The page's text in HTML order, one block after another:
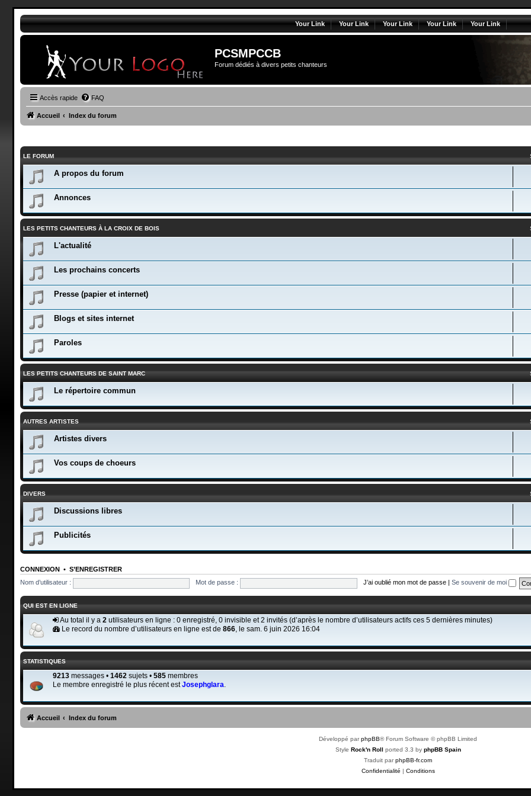
Your Link Your Link Your Link Your Link Your Link
PCSMPCCB
Forum dédiés à divers petits chanteurs
Accès rapide FAQ
Accueil Index du forum
LE FORUM
A propos du forum
Annonces
LES PETITS CHANTEURS À LA CROIX DE BOIS
L'actualité
Les prochains concerts
Presse (papier et internet)
Blogs et sites internet
Paroles
LES PETITS CHANTEURS DE SAINT MARC
Le répertoire commun
AUTRES ARTISTES
Artistes divers
Vos coups de choeurs
DIVERS
Discussions libres
Publicités
CONNEXION• S’ENREGISTRER
Nom d’utilisateur :
Mot de passe : J’ai oublié mon mot de passe Se souvenir de moi
QUI EST EN LIGNE
Au total il y a 2 utilisateurs en ligne : 0 enregistré, 0 invisible et 2 invités (d’après le nombre d’utilisateurs actifs ces 5 dernières minutes)
Le record du nombre d’utilisateurs en ligne est de 866, le sam. 6 juin 2026 16:04
STATISTIQUES
9213messages • 1462 sujets • 585membres
Le membre enregistré le plus récent estJosephglara
Accueil Index du forum
Développé parphpBB® Forum Software © phpBB Limited
Style Rock'n Roll ported 3.3 by phpBB Spain
Traduit parphpBB-fr.com
Confidentialité | Conditions